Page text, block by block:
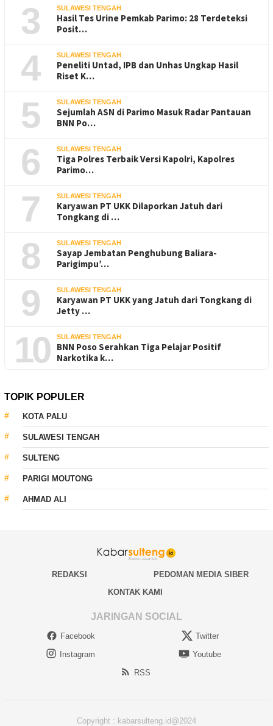
3 SULAWESI TENGAH
Hasil Tes Urine Pemkab Parimo: 28 Terdeteksi
Posit…
4 SULAWESI TENGAH
Peneliti Untad, IPB dan Unhas Ungkap Hasil
Riset K…
5 SULAWESI TENGAH
Sejumlah ASN di Parimo Masuk Radar Pantauan
BNN Po…
6 SULAWESI TENGAH
Tiga Polres Terbaik Versi Kapolri, Kapolres
Parimo…
7 SULAWESI TENGAH
Karyawan PT UKK Dilaporkan Jatuh dari
Tongkang di …
8 SULAWESI TENGAH
Sayap Jembatan Penghubung Baliara-
Parigimpu’…
9 SULAWESI TENGAH
Karyawan PT UKK yang Jatuh dari Tongkang di
Jetty …
10 SULAWESI TENGAH
BNN Poso Serahkan Tiga Pelajar Positif
Narkotika k…
TOPIK POPULER
KOTA PALU
SULAWESI TENGAH
SULTENG
PARIGI MOUTONG
AHMAD ALI
REDAKSI
PEDOMAN MEDIA SIBER
KONTAK KAMI
JARINGAN SOCIAL
Facebook
Twitter
Instagram
Youtube
RSS
Copyright : kabarsulteng.id@2024